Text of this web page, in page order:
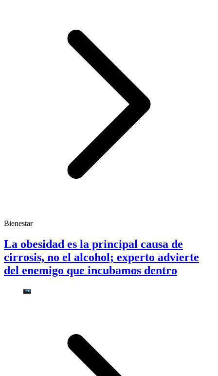
Bienestar
La obesidad es la principal causa de
cirrosis, no el alcohol; experto advierte
del enemigo que incubamos dentro